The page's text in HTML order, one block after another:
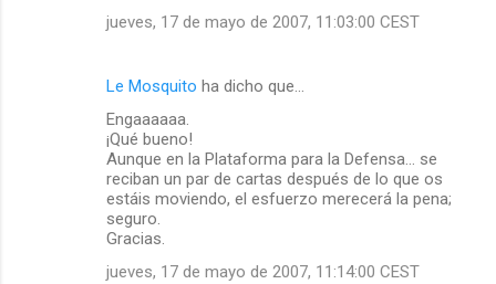
jueves, 17 de mayo de 2007, 11:03:00 CEST
Le Mosquito ha dicho que…
Engaaaaaa.
¡Qué bueno!
Aunque en la Plataforma para la Defensa... se
reciban un par de cartas después de lo que os
estáis moviendo, el esfuerzo merecerá la pena;
seguro.
Gracias.
jueves, 17 de mayo de 2007, 11:14:00 CEST